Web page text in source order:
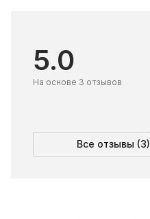
5.0
На основе 3 отзывов
Все отзывы (3)